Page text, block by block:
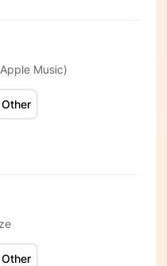
Music)
Other
Other